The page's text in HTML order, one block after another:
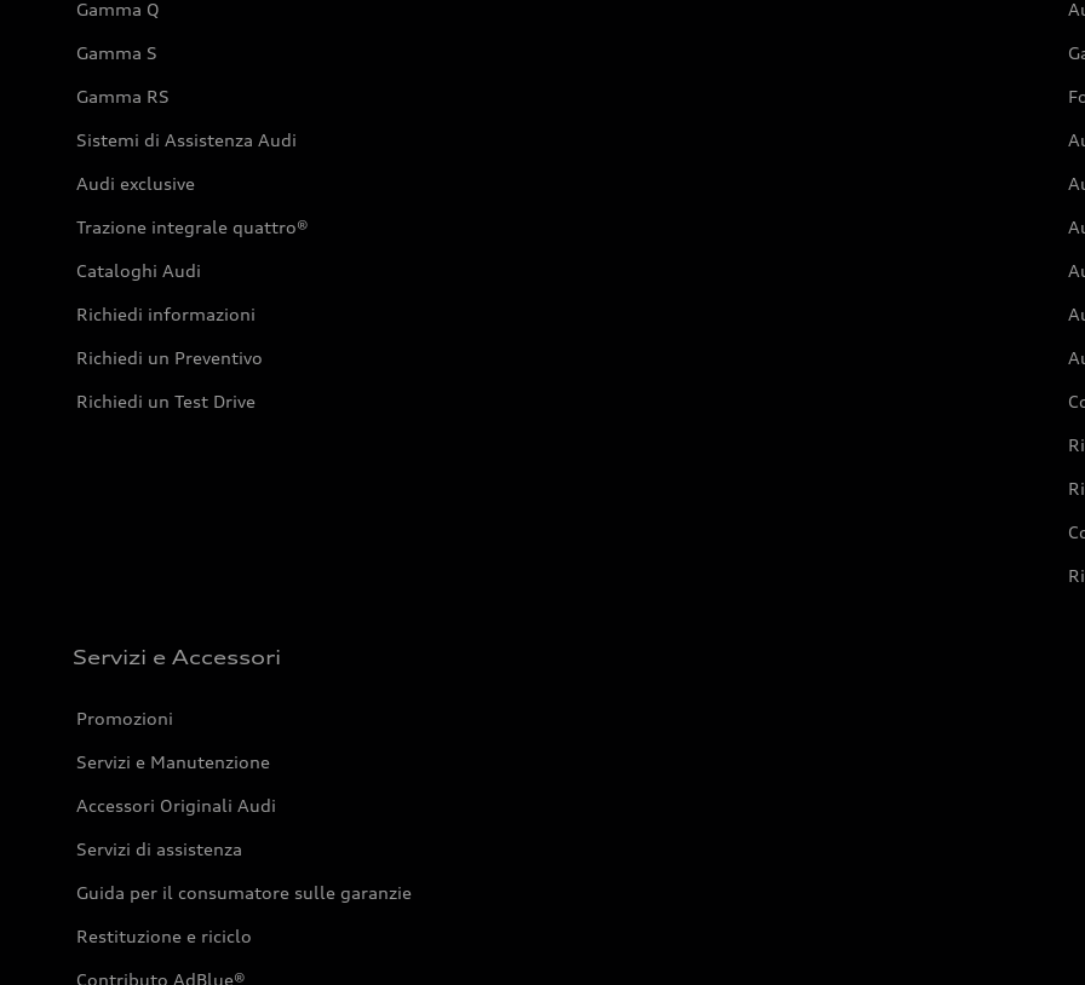
Gamma Q
Gamma S
Gamma RS
Sistemi di Assistenza Audi
Audi exclusive
Trazione integrale quattro®
Cataloghi Audi
Richiedi informazioni
Richiedi un Preventivo
Richiedi un Test Drive
Servizi e Accessori
Promozioni
Servizi e Manutenzione
Accessori Originali Audi
Servizi di assistenza
Guida per il consumatore sulle garanzie
Restituzione e riciclo
Contributo AdBlue®